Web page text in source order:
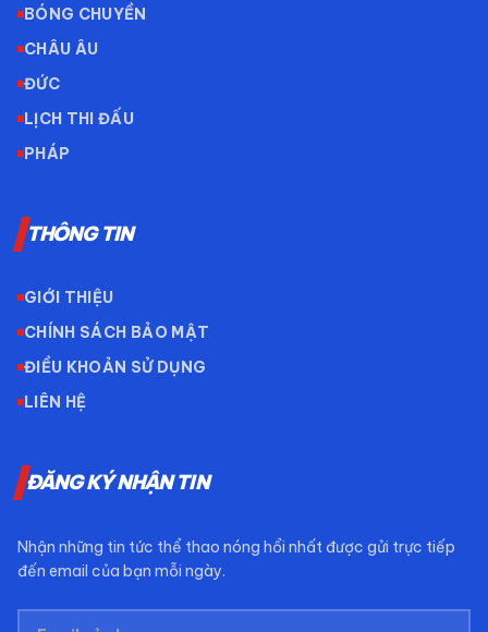
BÓNG CHUYỀN
CHÂU ÂU
ĐỨC
LỊCH THI ĐẤU
PHÁP
THÔNG TIN
GIỚI THIỆU
CHÍNH SÁCH BẢO MẬT
ĐIỀU KHOẢN SỬ DỤNG
LIÊN HỆ
ĐĂNG KÝ NHẬN TIN
Nhận những tin tức thể thao nóng hổi nhất được gửi trực tiếp
đến email của bạn mỗi ngày.